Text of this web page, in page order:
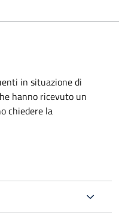
in situazione di
hanno ricevuto un
chiedere la